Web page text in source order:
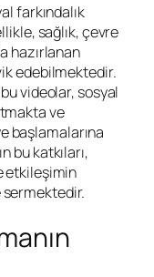
farkındalık
sağlık, çevre
hazırlanan
edebilmektedir.
videolar, sosyal
ve
başlamalarına
bu katkıları,
etkileşimin